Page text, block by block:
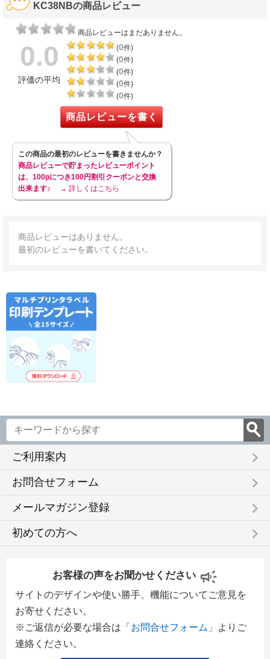
KC38NBの商品レビュー
商品レビューはまだありません。
0.0
評価の平均
(0件)
(0件)
(0件)
(0件)
(0件)
商品レビューを書く
この商品の最初のレビューを書きませんか？
商品レビューで貯まったレビューポイント
は、100pにつき100円割引クーポンと交換
出来ます♪
→ 詳しくはこちら
商品レビューはありません。
最初のレビューを書いてください。
ご利用案内 keyboard_arrow_right
お問合せフォーム keyboard_arrow_right
メールマガジン登録 keyboard_arrow_right
初めての方へ keyboard_arrow_right
お客様の声をお聞かせください
サイトのデザインや使い勝手、機能についてご意見を
お寄せください。
※ご返信が必要な場合は 「お問合せフォーム」
よりご
連絡ください。